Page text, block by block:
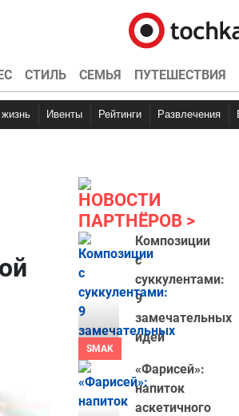
СТИЛЬ СЕМЬЯ ПУТЕШЕСТВИЯ
жизнь Ивенты Рейтинги Развлечения
НОВОСТИ
ПАРТНЁРОВ
SMAK
Композиции
с
суккулентами:
9
замечательных
идей
«Фарисей»:
напиток
аскетичного